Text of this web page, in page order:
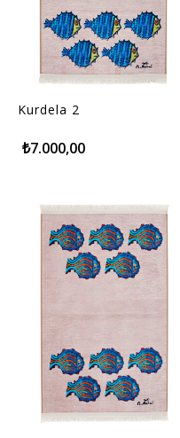
Kurdela 2
₺7.000,00